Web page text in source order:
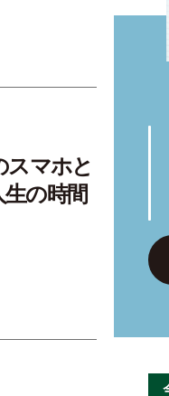
スマホと
の時間